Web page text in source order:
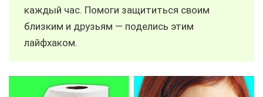
каждый час. Помоги защититься своим
близким и друзьям — поделись этим
лайфхаком.